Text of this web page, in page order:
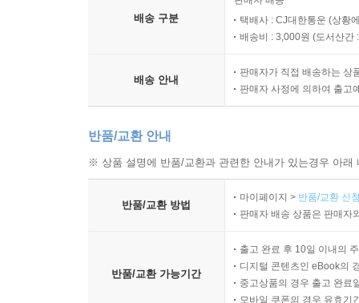
문제를 살펴봅니다.
데이터 분포 시프트에 적응하기 위해 머신러
[10장 MLOps를 위한 인프라와 도구]
프로덕션 규모와 상황에 따라 머신러닝 시스
스토리지와 컴퓨팅, 자원 관리 도구, 머신러닝 플
[11장 머신러닝의 인간적 측면]
배송 구분
택배사 : CJ대한통운 (상황
배송비 : 3,000원 (도서산간
배송 안내
판매자가 직접 배송하는 상
판매자 사정에 의하여 출고
반품/교환 안내
※ 상품 설명에 반품/교환과 관련한 안내가 있는경우 아
반품/교환 방법
마이페이지 > 반품/교환 신
판매자 배송 상품은 판매자
반품/교환 가능기간
출고 완료 후 10일 이내의
디지털 콘텐츠인 eBook의
중고상품의 경우 출고 완료
모바일 쿠폰의 경우 유효기